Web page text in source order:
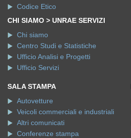
Codice Etico
CHI SIAMO > UNRAE SERVIZI
Chi siamo
Centro Studi e Statistiche
Ufficio Analisi e Progetti
Ufficio Servizi
SALA STAMPA
Autovetture
Veicoli commerciali e industriali
Altri comunicati
Conferenze stampa